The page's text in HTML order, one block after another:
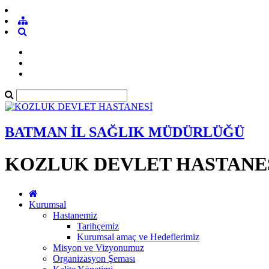
BATMAN İL SAĞLIK MÜDÜRLÜĞÜ
KOZLUK DEVLET
Kurumsal
Hastanemiz
Tarihçemiz
Kurumsal amaç ve Hedeflerimiz
Misyon ve Vizyonumuz
Organizasyon Şeması